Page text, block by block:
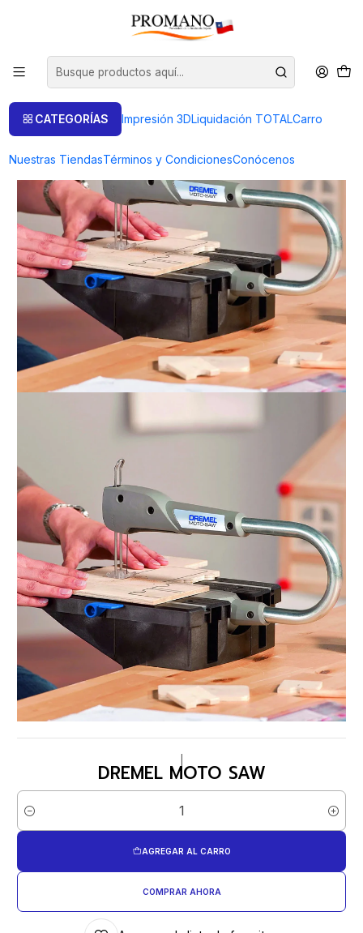
CATEGORÍAS Impresión 3DLiquidación TOTALCarro
Nuestras TiendasTérminos y CondicionesConócenos
Dremel DREMEL MOTO SAW
DREMEL MOTO SAW
Cantidad
AGREGAR AL CARRO
COMPRAR AHORA